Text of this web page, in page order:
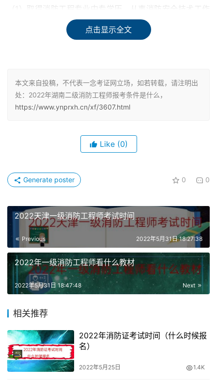
（1）取得消防工程专业中专学历，从事消防安全技术工作
满3年;或者取得消防工程相关专业中专学历，从事消防安全
消防安全技术工作满3年。
（3）取得消防工程专业大学本科学历或者学位，从事消防
历或者学位，从事消防安全技术工作满2年。
安全技术工作年限相应增加1年。
二级消防工程师考试科目包括《消防技术综合能力》、《消
防安全案例分析》两个考试科目，考试分2个半天进行。
《消防安全技术综合能力》科目的考试时间为2.5小时，
《消防安全案例分析》科目的考试时间为3小时。
《消防技术综合能力》
科目的考试题型为客观题。有50个
答题，每题4分。考试时间为2.5小时。
《消防安全案例分析》科目的考试题型为主观题，主观题为
综合案例分析题。考试时间为3小时。
二级消防工程师考试成绩2年为一个周期的滚动管理办法，
点击显示全文
本文来自投稿，不代表一念考证网立场，如若转载，请注明出
处：2022年湖南二级消防工程师报考条件是什么，
https://www.ynprxh.cn/xf/3607.html
Like (0)
0 0
Generate poster
2022天津一级消防工程师考试时间
Previous 2022年5月31日 18:27:38
2022年一级消防工程师看什么教材
Next
2022年5月31日 18:47:48
相关推荐
2022年消防证考试时间（什么时候报
名）
2022年5月25日 1.4K